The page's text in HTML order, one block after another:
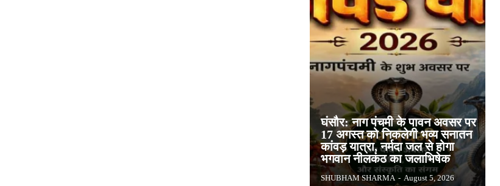
घंसौर: नाग पंचमी के पावन अवसर पर
17 अगस्त को निकलेगी भव्य सनातन
कांवड़ यात्रा, नर्मदा जल से होगा
भगवान नीलकंठ का जलाभिषेक
SHUBHAM SHARMA - August 5, 2026